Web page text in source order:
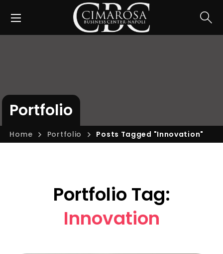
Portfolio
Home Portfolio Posts Tagged "Innovation"
Portfolio Tag:
Innovation